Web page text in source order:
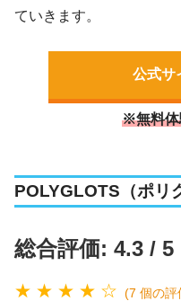
ていきます。
公式サ
※無料体
POLYGLOTS（ポリ
総合評価: 4.3 / 5
★ ★ ★ ★ ☆ (7 個の評